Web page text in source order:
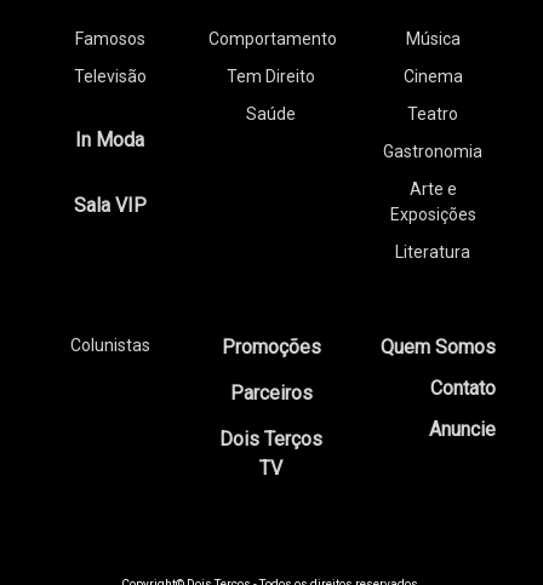
Famosos
Televisão
In Moda
Sala VIP
Comportamento
Tem Direito
Saúde
Música
Cinema
Teatro
Gastronomia
Arte e
Exposições
Literatura
Colunistas
Promoções
Parceiros
Dois Terços
TV
Quem Somos
Contato
Anuncie